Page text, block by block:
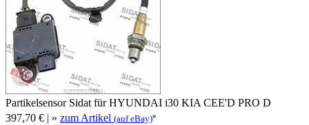
Partikelsensor Sidat für HYUNDAI i30 KIA CEE'D PRO D
397,70 € | » zum Artikel (auf eBay)*